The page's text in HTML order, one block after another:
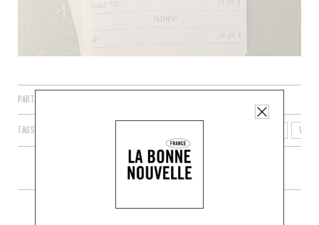
PARTAGER
TAGS VAR
PLUS DE COMMERCES ALENTOUR